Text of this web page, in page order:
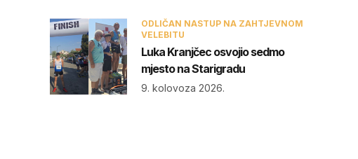
ODLIČAN NASTUP NA ZAHTJEVNOM
VELEBITU
Luka Kranjčec osvojio sedmo
mjesto na Starigradu
9. kolovoza 2026.